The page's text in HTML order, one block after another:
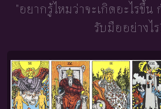
"อยากรู้ไหมว่าจะเกิดอะไรขึ้น
รับมืออย่างไ